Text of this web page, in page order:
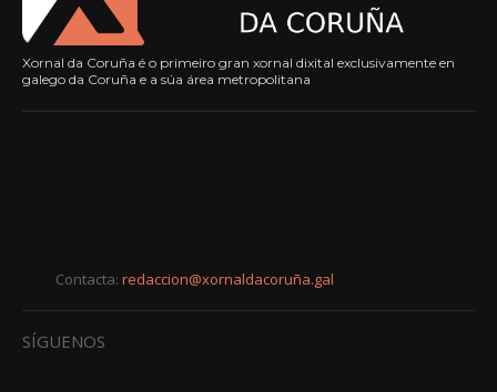
Xornal da Coruña é o primeiro gran xornal dixital exclusivamente en
galego da Coruña e a súa área metropolitana
Contacta: redaccion@xornaldacoruña.gal
SÍGUENOS